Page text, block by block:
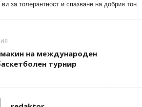
за толерантност и спазване на добрия тон.
на международен
турнир